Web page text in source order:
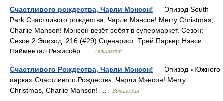
Счастливого рождества, Чарли Мэнсон! — Эпизод South
Park Счастливого рождества, Чарли Мэнсон! Merry Christmas,
Charlie Manson! Мэнсон везёт ребят в супермаркет. Сезон:
Сезон 2 Эпизод: 216 (#29) Сценарист: Трей Паркер Нэнси
Пайментал Режиссёр …
Википедия
Счастливого Рождества, Чарли Мэнсон! — Эпизод «Южного
парка» Счастливого Рождества, Чарли Мэнсон! Merry
Christmas, Charlie Manson! …
Википедия